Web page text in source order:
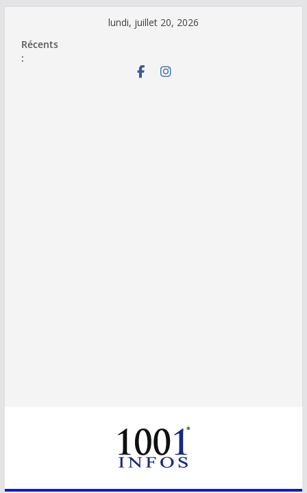
contenu
lundi, juillet 20, 2026
Récents
: